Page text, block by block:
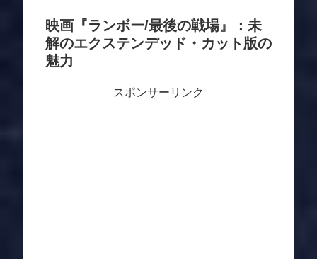
映画『ランボー/最後の戦場』：未
解のエクステンデッド・カット版の
魅力
スポンサーリンク